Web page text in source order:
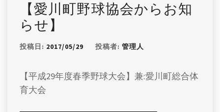
【愛川町野球協会からお知
らせ】
投稿日: 2017/05/29 投稿者: 管理人
【平成29年度春季野球大会】兼:愛川町総合体
育大会